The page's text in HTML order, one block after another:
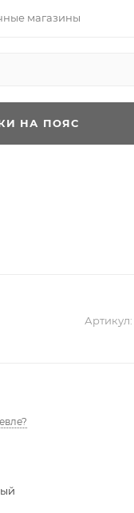
магазины
НА ПОЯС
Артикул: